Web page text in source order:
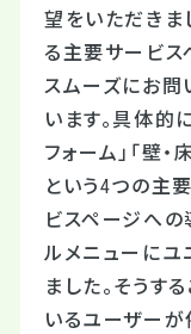
望をいただきま
る主要サービス
スムーズにお問
います。具体的
フォーム」「壁・
という4つの主
ビスページへ
ルメニューにユ
ました。そうす
いるユーザー